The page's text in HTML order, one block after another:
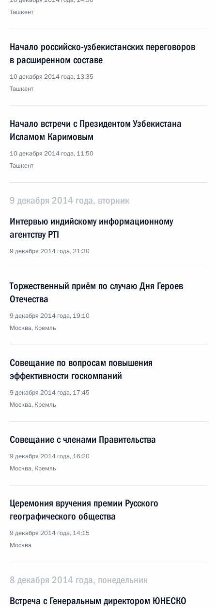
Ташкент
Начало российско-узбекистанских переговоров
в расширенном составе
10 декабря 2014 года, 13:35
Ташкент
Начало встречи с Президентом Узбекистана
Исламом Каримовым
10 декабря 2014 года, 11:50
Ташкент
9 декабря 2014 года, вторник
Интервью индийскому информационному
агентству PTI
9 декабря 2014 года, 21:30
Торжественный приём по случаю Дня Героев
Отечества
9 декабря 2014 года, 19:10
Москва, Кремль
Совещание по вопросам повышения
эффективности госкомпаний
9 декабря 2014 года, 17:45
Москва, Кремль
Совещание с членами Правительства
9 декабря 2014 года, 16:20
Москва, Кремль
Церемония вручения премии Русского
географического общества
9 декабря 2014 года, 14:15
Москва
8 декабря 2014 года, понедельник
Встреча с Генеральным директором ЮНЕСКО